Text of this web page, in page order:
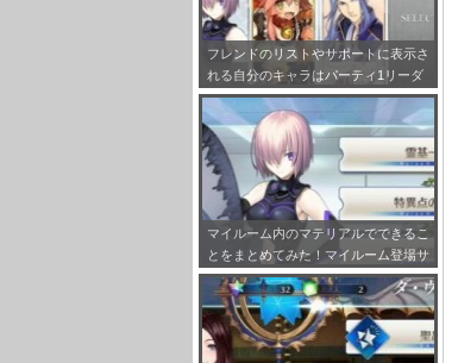
フレンドのリストやサポートに表示さ
れる自分のキャラはパーティ1リーダ
ーで固定だぞ！
マイルーム内のマテリアルでできるこ
とをまとめてみた！マイルーム登場サ
ーヴァント設定も！